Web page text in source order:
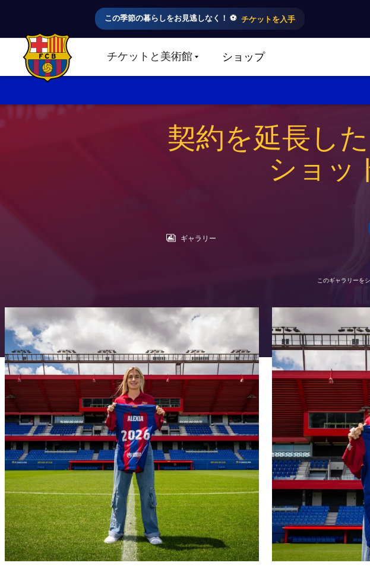
この季節の暮らしをお見逃しなく！ ⚽️ チケットを入手
FC Barcelona club badge チケットと美術館LABEL.SHARE.CARETDOWNショップ
契約を延長し
ショッ
LABEL.ARIA.GALLERY
ギャラリー
このギャラリーを